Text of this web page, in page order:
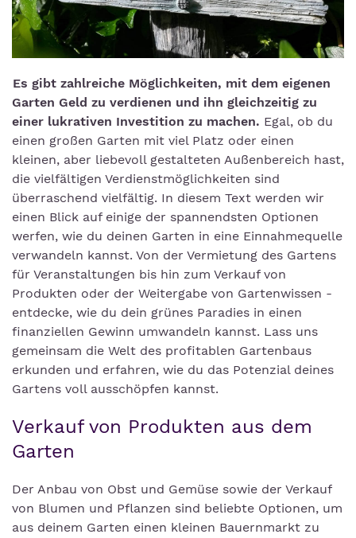
Es gibt zahlreiche Möglichkeiten, mit dem eigenen
Garten Geld zu verdienen und ihn gleichzeitig zu
einer lukrativen Investition zu machen. Egal, ob du
einen großen Garten mit viel Platz oder einen
kleinen, aber liebevoll gestalteten Außenbereich hast,
die vielfältigen Verdienstmöglichkeiten sind
überraschend vielfältig. In diesem Text werden wir
einen Blick auf einige der spannendsten Optionen
werfen, wie du deinen Garten in eine Einnahmequelle
verwandeln kannst. Von der Vermietung des Gartens
für Veranstaltungen bis hin zum Verkauf von
Produkten oder der Weitergabe von Gartenwissen -
entdecke, wie du dein grünes Paradies in einen
finanziellen Gewinn umwandeln kannst. Lass uns
gemeinsam die Welt des profitablen Gartenbaus
erkunden und erfahren, wie du das Potenzial deines
Gartens voll ausschöpfen kannst.
Verkauf von Produkten aus dem
Garten
Der Anbau von Obst und Gemüse sowie der Verkauf
von Blumen und Pflanzen sind beliebte Optionen, um
aus deinem Garten einen kleinen Bauernmarkt zu